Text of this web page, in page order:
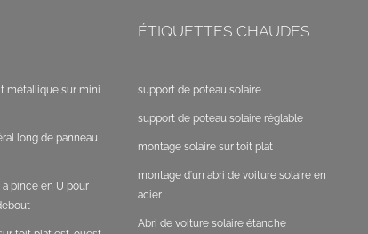
métallique sur mini
long de panneau
pince en U pour
ÉTIQUETTES CHAUDES
support de poteau solaire
support de poteau solaire réglable
montage solaire sur toit plat
montage d'un abri de voiture solaire en
acier
Abri de voiture solaire étanche